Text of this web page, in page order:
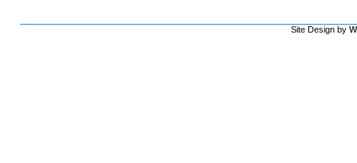
Site Design by